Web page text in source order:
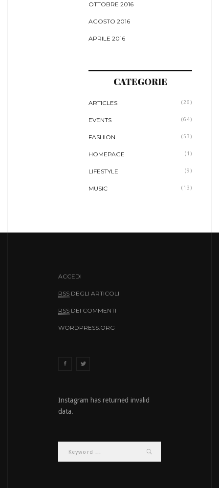
OTTOBRE 2016
AGOSTO 2016
APRILE 2016
CATEGORIE
ARTICLES (26)
EVENTS (64)
FASHION (53)
HOMEPAGE (1)
LIFESTYLE (9)
MUSIC (13)
ACCEDI
RSS DEGLI ARTICOLI
RSS DEI COMMENTI
WORDPRESS.ORG
Instagram has returned invalid
data.